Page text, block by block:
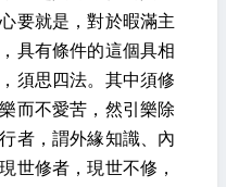
要就是，對於暇滿主
具有條件的這個具相
須思四法。其中須修
而不愛苦，然引樂除
者，謂外緣知識、內
世修者，現世不修，